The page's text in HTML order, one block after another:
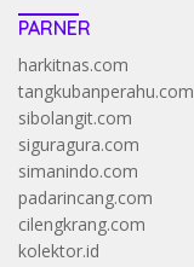
PARNER
harkitnas.com
tangkubanperahu.com
sibolangit.com
siguragura.com
simanindo.com
padarincang.com
cilengkrang.com
kolektor.id